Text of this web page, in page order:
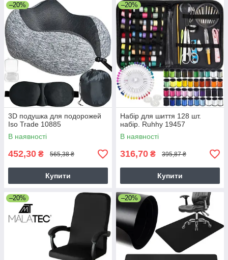
–20%
3D подушка для подорожей
Iso Trade 10885
В наявності
452,30 ₴ 565,38 ₴
Купити
–20%
Набір для шиття 128 шт.
набір. Ruhhy 19457
В наявності
316,70 ₴ 395,87 ₴
Купити
–20% –20%